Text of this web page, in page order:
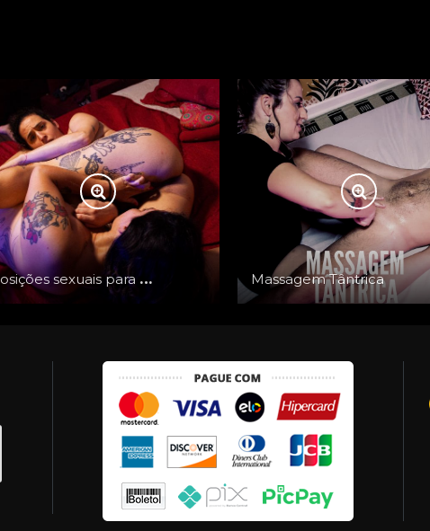
Posições sexuais para pessoas com buceta Massagem Tântrica